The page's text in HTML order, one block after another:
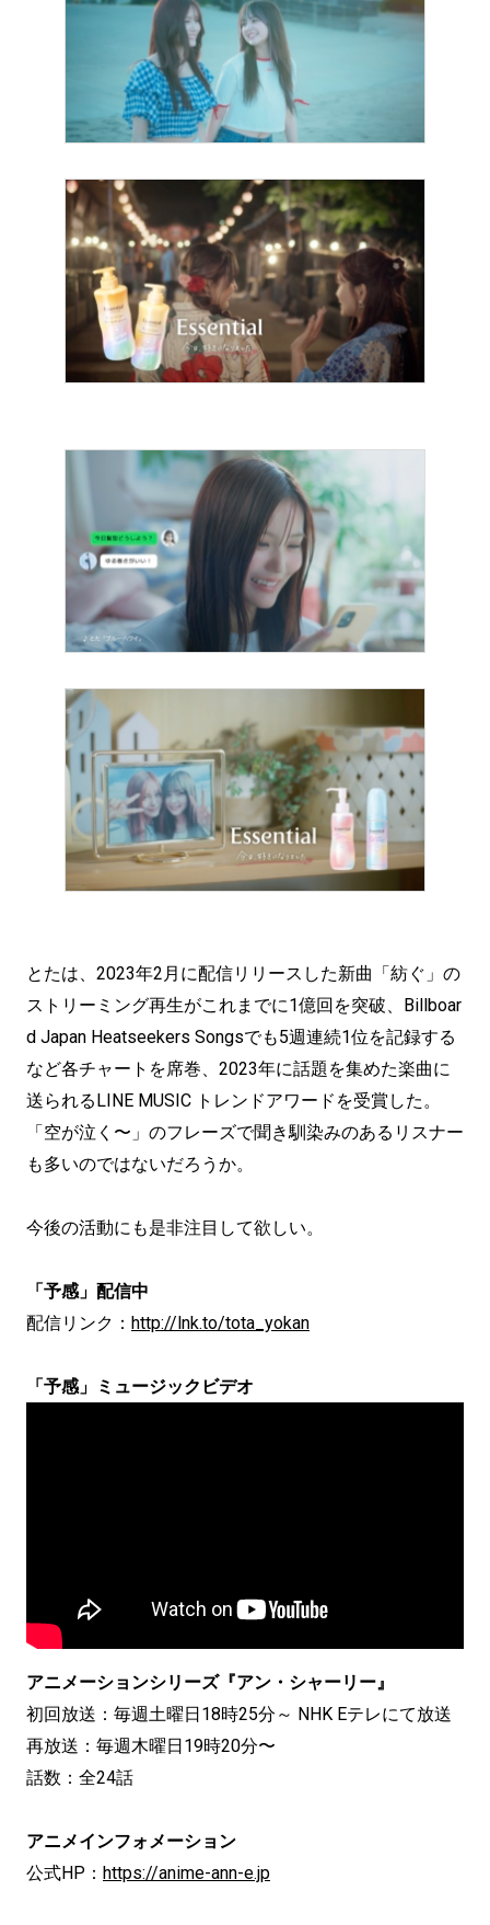
とたは、2023年2月に配信リリースした新曲「紡ぐ」の
ストリーミング再生がこれまでに1億回を突破、Billboar
d Japan Heatseekers Songsでも5週連続1位を記録する
など各チャートを席巻、2023年に話題を集めた楽曲に
送られるLINE MUSIC トレンドアワードを受賞した。
「空が泣く〜」のフレーズで聞き馴染みのあるリスナー
も多いのではないだろうか。
今後の活動にも是非注目して欲しい。
「予感」配信中
配信リンク： http://lnk.to/tota_yokan
「予感」ミュージックビデオ
アニメーションシリーズ『アン・シャーリー』
初回放送：毎週土曜日18時25分～ NHK Eテレにて放送
再放送：毎週木曜日19時20分〜
話数：全24話
アニメインフォメーション
公式HP： https://anime-ann-e.jp